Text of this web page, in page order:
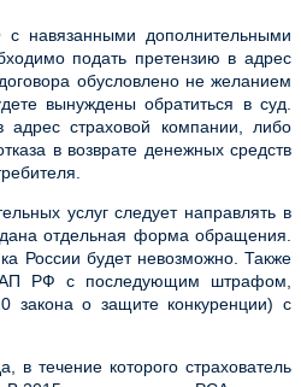
навязанными дополнительными
подать претензию в адрес
обусловлено не желанием
вынуждены обратиться в суд.
адрес страховой компании, либо
в возврате денежных средств
услуг следует направлять в
отдельная форма обращения.
России будет невозможно. Также
РФ с последующим штрафом,
закона о защите конкуренции) с
течение которого страхователь